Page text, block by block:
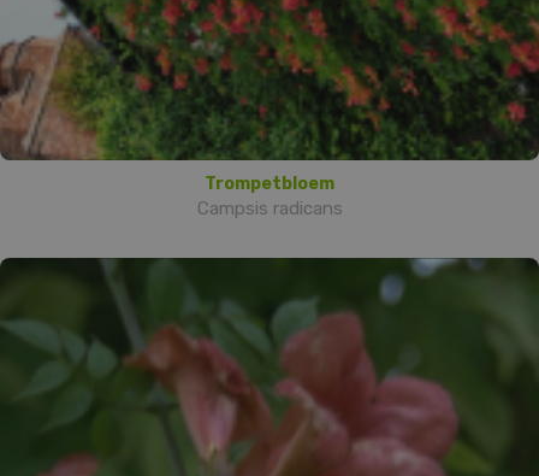
Trompetbloem
Campsis radicans